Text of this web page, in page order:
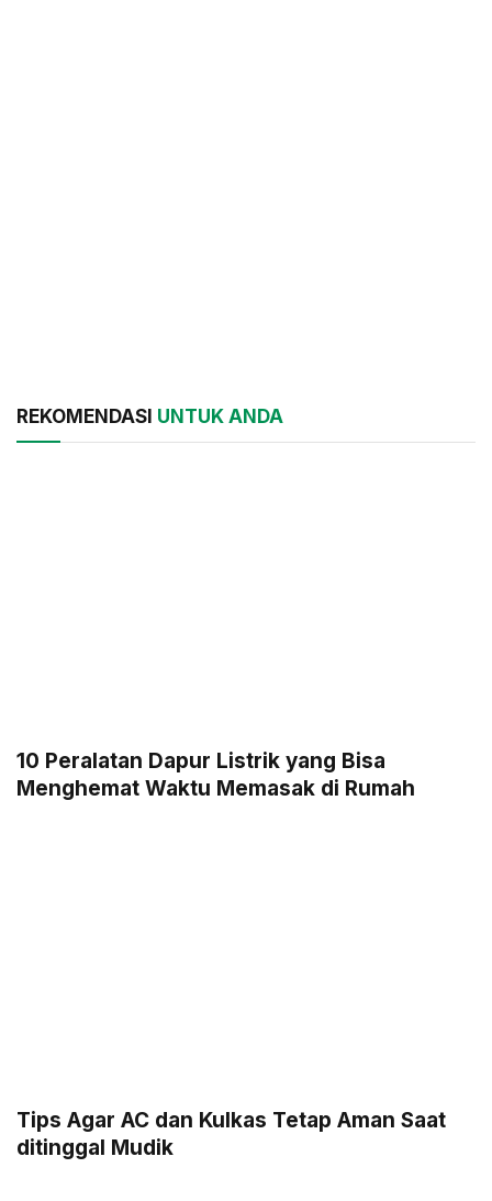
REKOMENDASI UNTUK ANDA
10 Peralatan Dapur Listrik yang Bisa
Menghemat Waktu Memasak di Rumah
Tips Agar AC dan Kulkas Tetap Aman Saat
ditinggal Mudik